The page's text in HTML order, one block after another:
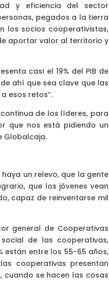
y eficiencia del sector
pegados a la tierra
los socios cooperativistas,
aportar valor al territorio y
casi el 19% del PIB de
ahí que sea clave que las
esos retos”.
de los líderes, para
que nos está pidiendo un
Globalcaja.
un relevo, que la gente
que los jóvenes vean
capaz de reinventarse mil
general de Cooperativas
de las cooperativas,
están entre los 55-65 años,
cooperativas presentan
cuando se hacen las cosas